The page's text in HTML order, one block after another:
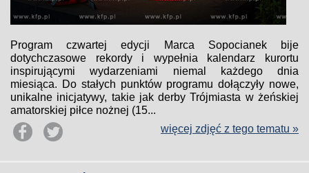
Program czwartej edycji Marca Sopocianek bije
dotychczasowe rekordy i wypełnia kalendarz kurortu
inspirującymi wydarzeniami niemal każdego dnia
miesiąca. Do stałych punktów programu dołączyły nowe,
unikalne inicjatywy, takie jak derby Trójmiasta w żeńskiej
amatorskiej piłce nożnej (15...
więcej zdjęć z tego tematu »